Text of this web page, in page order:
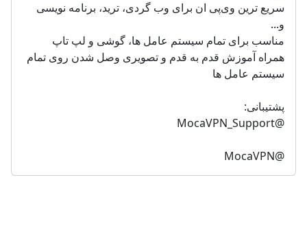
و...
مناسب برای تمام سیستم عامل ها، گوشی و لپ تاپ
سیستم عامل ها
پشتیبانی:
@MocaVPN_Support
@MocaVPN